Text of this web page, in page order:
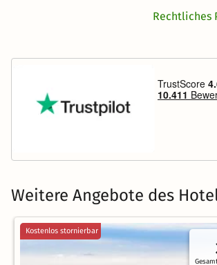
Rechtliches
Weitere Angebote des
Kostenlos stornierbar